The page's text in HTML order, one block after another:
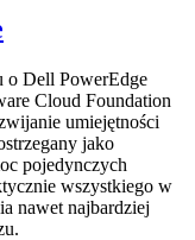
o Dell PowerEdge
Cloud Foundation
umiejętności
jako
pojedynczych
wszystkiego w
nawet najbardziej